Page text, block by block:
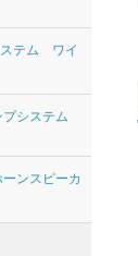
ステム ワイ
システム
ンスピーカ